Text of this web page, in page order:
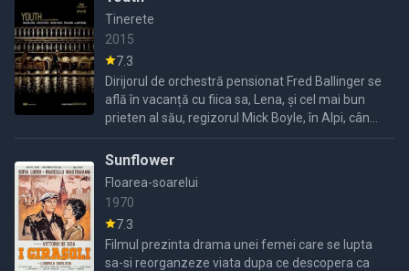
Tinerete
2015
7.3
Dirijorul de orchestră pensionat Fred Ballinger se
află în vacanță cu fiica sa, Lena, și cel mai bun
prieten al său, regizorul Mick Boyle, în Alpi, când
primește o invitație de la Regina Elisabeta a ...
Sunflower
Floarea-soarelui
1970
7.3
Filmul prezinta drama unei femei care se lupta
sa-si reorganzeze viata dupa ce descopera ca